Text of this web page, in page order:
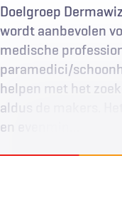
Doelgroep
wordt aanbevolen
medische
paramedici/
helpen met het
aldus de makers.
en evenmin…